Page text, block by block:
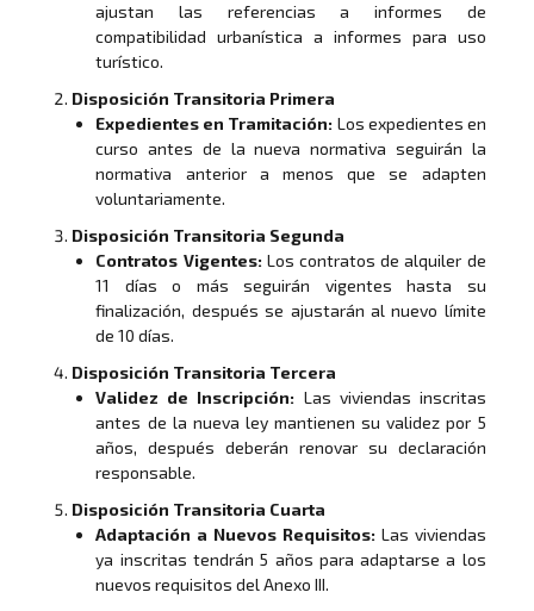
ajustan las referencias a informes de
compatibilidad urbanística a informes para uso
turístico.
Disposición Transitoria Primera
Expedientes en Tramitación: Los expedientes en
curso antes de la nueva normativa seguirán la
normativa anterior a menos que se adapten
voluntariamente.
Disposición Transitoria Segunda
Contratos Vigentes:Los contratos de alquiler de
11 días o más seguirán vigentes hasta su
finalización, después se ajustarán al nuevo límite
de 10 días.
Disposición Transitoria Tercera
Validez de Inscripción: Las viviendas inscritas
antes de la nueva ley mantienen su validez por 5
años, después deberán renovar su declaración
responsable.
Disposición Transitoria Cuarta
Adaptación a Nuevos Requisitos:Las viviendas
ya inscritas tendrán 5 años para adaptarse a los
nuevos requisitos del Anexo III.